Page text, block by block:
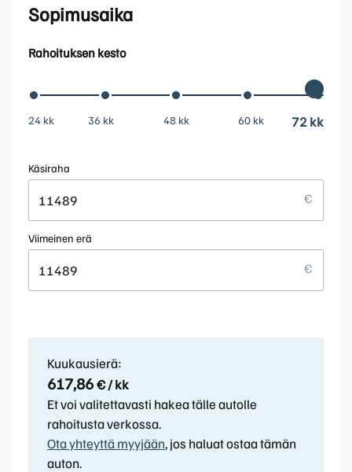
Sopimusaika
Rahoituksen kesto
24 kk 36 kk 48 kk 60 kk 72 kk
Käsiraha
Viimeinen erä
Kuukausierä:
617,86€ / kk
Et voi valitettavasti hakea tälle autolle
rahoitusta verkossa.
Ota yhteyttä myyjään, jos haluat ostaa tämän
auton.